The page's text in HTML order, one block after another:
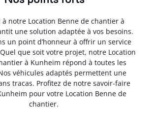
à notre Location Benne de chantier à
une solution adaptée à vos besoins.
un point d’honneur à offrir un service
que soit votre projet, notre Location
à Kunheim répond à toutes les
véhicules adaptés permettent une
tracas. Profitez de notre savoir-faire
pour votre Location Benne de
chantier.